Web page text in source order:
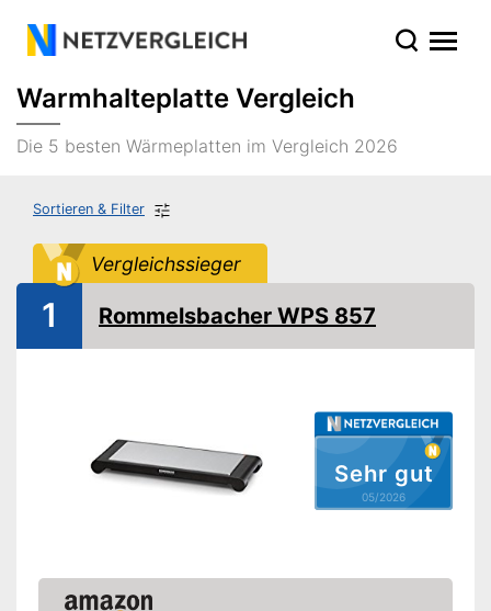
Warmhalteplatte Vergleich
Die 5 besten Wärmeplatten im Vergleich 2026
Sortieren & Filter
Vergleichssieger
Sehr gut
05/2026
1 Rommelsbacher WPS 857